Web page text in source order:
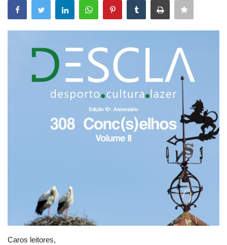
...by Descla
Desporto
Contactos
Sobre Nós
Ficha técnica
Cultura
Lazer
Caros leitores,